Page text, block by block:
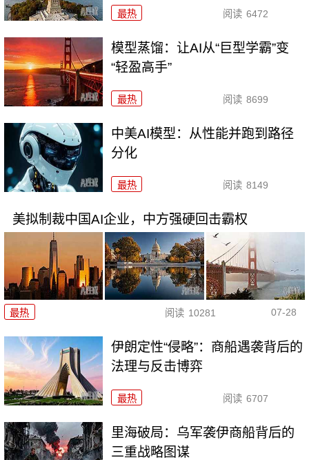
最热 阅读 6472
模型蒸馏：让AI从“巨型学霸”变
“轻盈高手”
最热 阅读 8699
中美AI模型：从性能并跑到路径
分化
最热 阅读 8149
美拟制裁中国AI企业，中方强硬回击霸权
最热 阅读 10281 07-28
伊朗定性“侵略”：商船遇袭背后的
法理与反击博弈
最热 阅读 6707
里海破局：乌军袭伊商船背后的
三重战略图谋